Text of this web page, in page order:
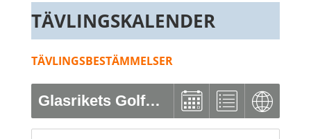
TÄVLINGSKALENDER
TÄVLINGSBESTÄMMELSER
Glasrikets Golfklubb Växjö